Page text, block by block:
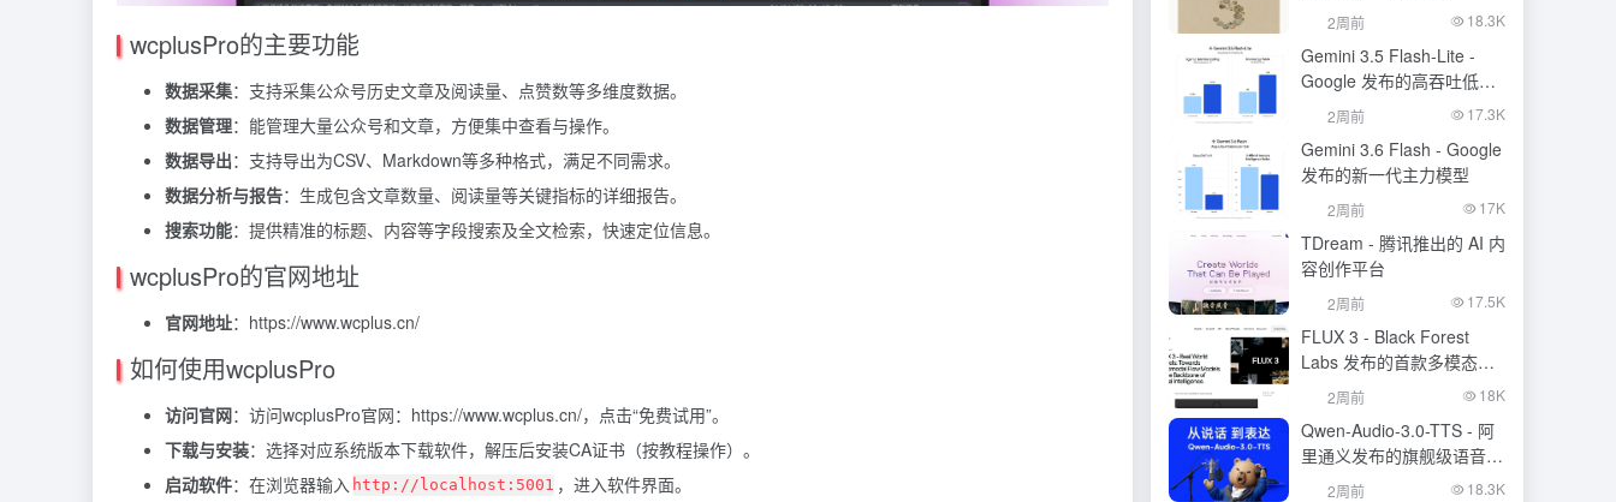
wcplusPro的主要功能
数据采集：支持采集公众号历史文章及阅读量、点赞数等多维度数据。
数据管理：能管理大量公众号和文章，方便集中查看与操作。
数据导出：支持导出为CSV、Markdown等多种格式，满足不同需求。
数据分析与报告：生成包含文章数量、阅读量等关键指标的详细报告。
搜索功能：提供精准的标题、内容等字段搜索及全文检索，快速定位信息。
wcplusPro的官网地址
官网地址：https://www.wcplus.cn/
如何使用wcplusPro
访问官网：访问wcplusPro官网：https://www.wcplus.cn/，点击“免费试用”。
下载与安装：选择对应系统版本下载软件，解压后安装CA证书（按教程操作）。
启动软件：在浏览器输入 http://localhost:5001 ，进入软件界面。
2周前 18.3K
Gemini 3.5 Flash-Lite -
Google 发布的高吞吐低成
本模型
2周前 17.3K
Gemini 3.6 Flash - Google
发布的新一代主力模型
2周前 17K
TDream - 腾讯推出的 AI 内
容创作平台
2周前 17.5K
FLUX 3 - Black Forest
Labs 发布的首款多模态基
础模型
2周前 18K
Qwen-Audio-3.0-TTS - 阿
里通义发布的旗舰级语音合
成大模型
2周前 18.3K